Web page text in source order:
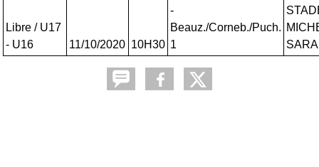
Libre / U17
- U16
11/10/2020 10H30
-
Beauz./Corneb./Puch.
1